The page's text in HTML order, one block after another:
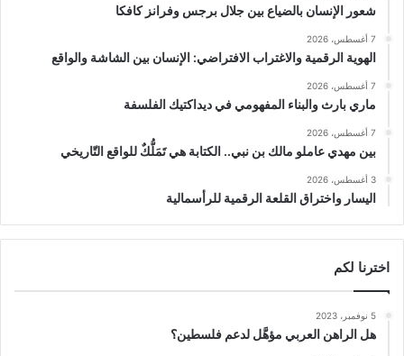
شعور الإنسان بالضياع بين جلال برجس وفرانز كافكا
7 أغسطس، 2026
الهوية الرقمية والاغتراب الافتراضي: الإنسان بين الشاشة والواقع
7 أغسطس، 2026
ماري بارث والبناء المفهومي في ديداكتيك الفلسفة
7 أغسطس، 2026
بين مهدي عاملو مالك بن نبي.. الكتابة هي تَمَلُّكٌ للواقع التّاريخي
3 أغسطس، 2026
اليسار واختراق القلعة الرقمية للرأسمالية
اخترنا لكم
5 نوفمبر، 2023
هل الراهن العربي مؤهَّل لدعم فلسطين؟